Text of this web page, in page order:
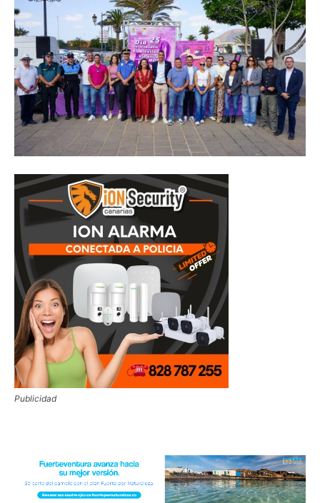
Publicidad